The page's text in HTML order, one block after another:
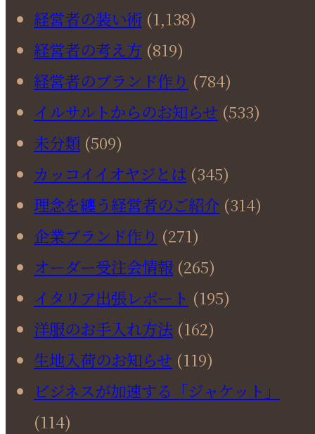
経営者の装い術 (1,138)
経営者の考え方 (819)
経営者のブランド作り (784)
イルサルトからのお知らせ (533)
未分類 (509)
カッコイイオヤジとは (345)
理念を纏う経営者のご紹介 (314)
企業ブランド作り (271)
オーダー受注会情報 (265)
イタリア出張レポート (195)
洋服のお手入れ方法 (162)
生地入荷のお知らせ (119)
ビジネスが加速する「ジャケット」
(114)